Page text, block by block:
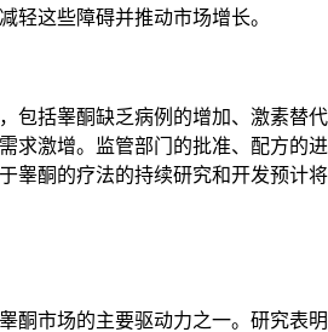
轻这些障碍并推动市场增长。
包括睾酮缺乏病例的增加、激素替
求激增。监管部门的批准、配方的
睾酮的疗法的持续研究和开发预计将
酮市场的主要驱动力之一。研究表